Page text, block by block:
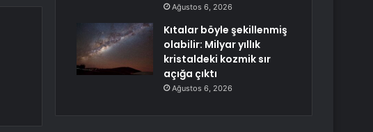
Ağustos 6, 2026
Kıtalar böyle şekillenmiş
olabilir: Milyar yıllık
kristaldeki kozmik sır
açığa çıktı
Ağustos 6, 2026